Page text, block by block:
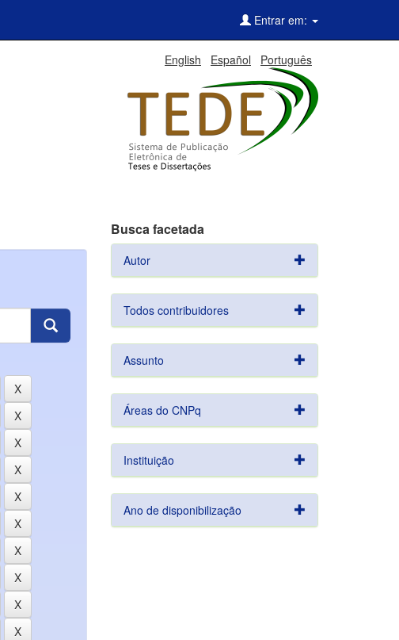
Entrar em:
English Español Português
Busca facetada
Autor
Todos contribuidores
Assunto
Áreas do CNPq
Instituição
Ano de disponibilização